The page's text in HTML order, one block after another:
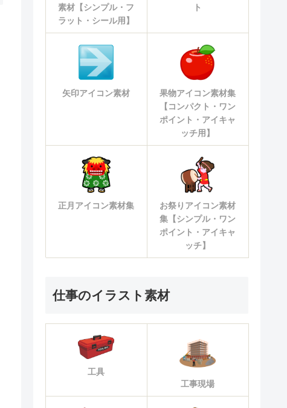
素材【シンプル・フ
ラット・シール用】
ト
矢印アイコン素材
果物アイコン素材集
【コンパクト・ワン
ポイント・アイキャ
ッチ用】
正月アイコン素材集
お祭りアイコン素材
集【シンプル・ワン
ポイント・アイキャ
ッチ】
仕事のイラスト素材
工具
工事現場